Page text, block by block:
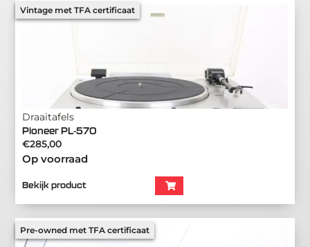
Vintage met TFA certificaat
Draaitafels
Pioneer PL-570
€285,00
Op voorraad
Bekijk product
Pre-owned met TFA certificaat